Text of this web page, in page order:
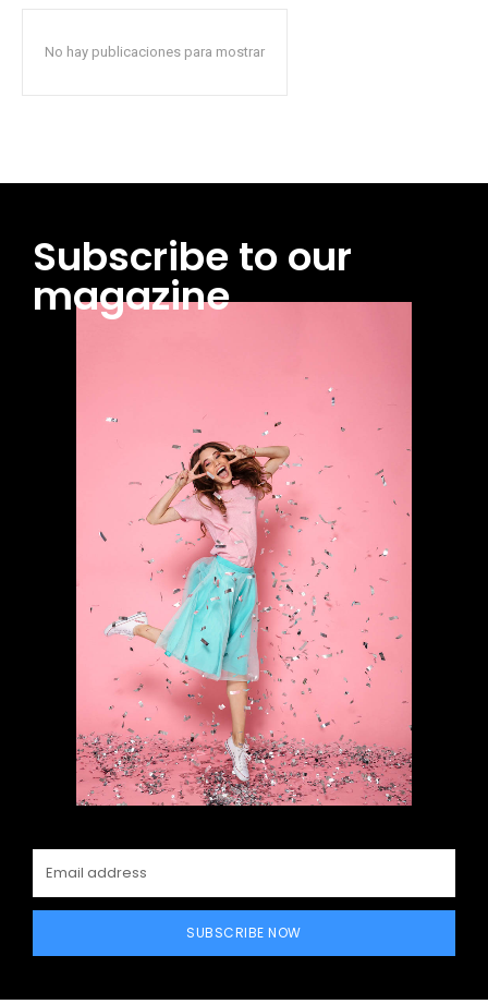
No hay publicaciones para mostrar
Subscribe to our
magazine
SUBSCRIBE NOW